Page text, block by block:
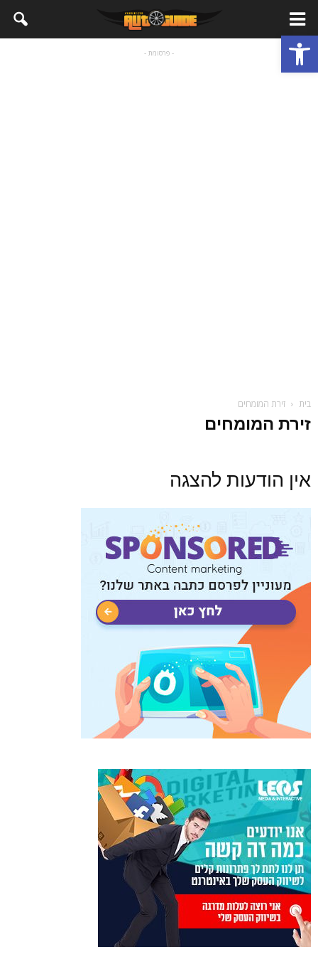
פתח סרגל נגישות - פרסומת -
בית זירת המומחים
זירת המומחים
אין הודעות להצגה